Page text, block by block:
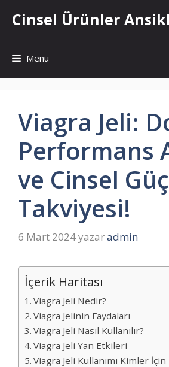
atlaCinsel Ürünler
Menu
Viagra Jeli:
Performans
ve Cinsel Güç
Takviyesi!
6 Mart 2024yazaradmin
İçerik Haritası
Viagra Jeli Nedir?
Viagra Jelinin Faydaları
Viagra Jeli Nasıl Kullanılır?
Viagra Jeli Yan Etkileri
Viagra Jeli Kullanımı Kimler